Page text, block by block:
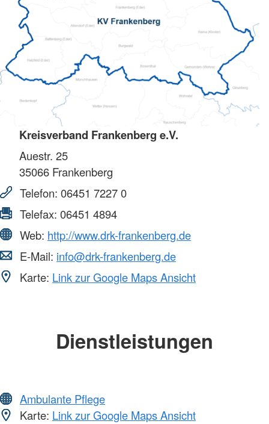
Kreisverband Frankenberg e.V.
Auestr. 25
35066 Frankenberg
Telefon: 06451 7227 0
Telefax: 06451 4894
Web: http://www.drk-frankenberg.de
E-Mail: info@drk-frankenberg.de
Karte: Link zur Google Maps Ansicht
Dienstleistungen
Ambulante Pflege
Karte: Link zur Google Maps Ansicht